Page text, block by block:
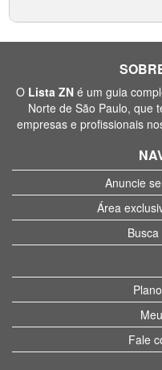
O Lista ZNé um guia
Norte de São Paulo, que
empresas e profissionais
Anuncie
Área
Fale